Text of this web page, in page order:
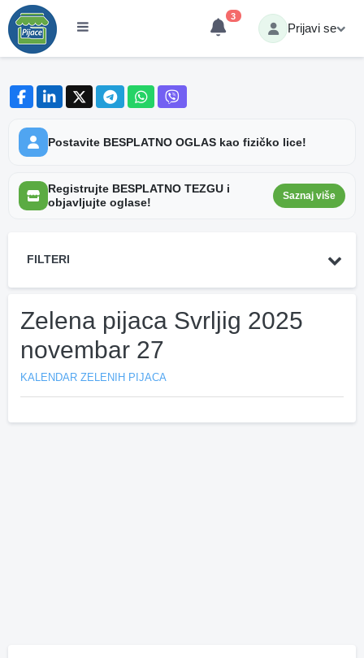
3
Prijavi se
Postavite BESPLATNO OGLAS kao fizičko lice!
Registrujte BESPLATNO TEZGU i
objavljujte oglase!
Saznaj više
FILTERI
Zelena pijaca Svrljig 2025
novembar 27
KALENDAR ZELENIH PIJACA